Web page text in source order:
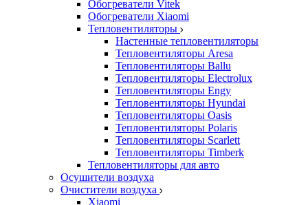
Обогреватели Vitek
Обогреватели Xiaomi
Тепловентиляторы
Настенные тепловентиляторы
Тепловентиляторы Aresa
Тепловентиляторы Ballu
Тепловентиляторы Electrolux
Тепловентиляторы Engy
Тепловентиляторы Hyundai
Тепловентиляторы Oasis
Тепловентиляторы Polaris
Тепловентиляторы Scarlett
Тепловентиляторы Timberk
Тепловентиляторы для авто
Осушители воздуха
Очистители воздуха
Xiaomi